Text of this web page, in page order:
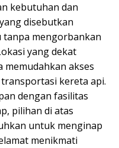
kebutuhan dan
disebutkan
mengorbankan
yang dekat
memudahkan akses
kereta api.
dengan fasilitas
pilihan di atas
untuk menginap
menikmati